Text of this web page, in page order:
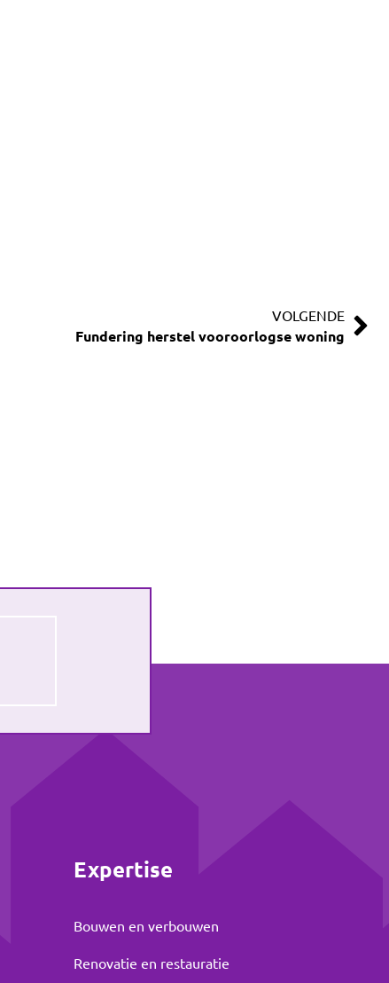
VOLGENDE
Fundering herstel vooroorlogse woning
Expertise
Bouwen en verbouwen
Renovatie en restauratie